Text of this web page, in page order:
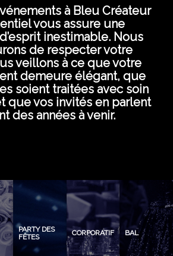
à Bleu Créateur
vous assure une
inestimable. Nous
de respecter votre
veillons à ce que votre
demeure élégant, que
soient traitées avec soin
que vos invités en parlent
des années à venir.
PARTY DES
FÊTES
CORPORATIF BAL